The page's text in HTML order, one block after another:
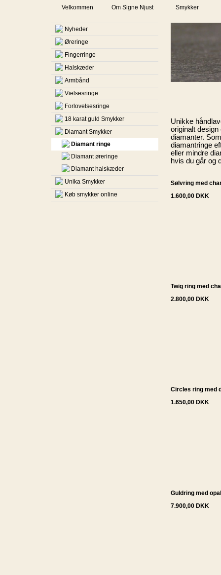
Velkommen Om Signe Njust Smykker
Nyheder
Øreringe
Fingerringe
Halskæder
Armbånd
Vielsesringe
Forlovelsesringe
18 karat guld Smykker
Diamant Smykker
Diamant ringe
Diamant øreringe
Diamant halskæder
Unika Smykker
Køb smykker online
Unikke
originalt
diamanter.
diamantringe
eller mindre
hvis du går og
Sølvring med
1.600,00 DKK
Twig ring med
2.800,00 DKK
Circles ring med
1.650,00 DKK
Guldring med opal
7.900,00 DKK